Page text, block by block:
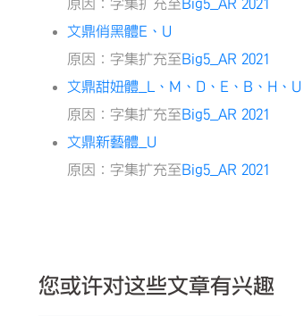
原因：字集扩充至Big5_AR 2021
文鼎俏黑體E、U
原因：字集扩充至Big5_AR 2021
文鼎甜妞體_L、M、D、E、B、H、U
原因：字集扩充至Big5_AR 2021
文鼎新藝體_U
原因：字集扩充至Big5_AR 2021
您或许对这些文章有兴趣